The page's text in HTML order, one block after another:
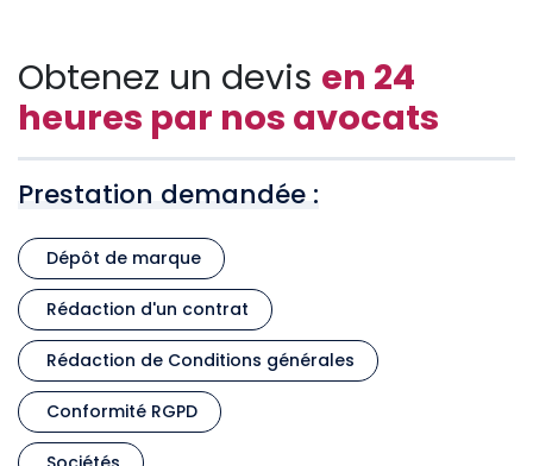
Obtenez un devis en 24
heures par nos avocats
Prestation demandée :
Dépôt de marque
Rédaction d'un contrat
Rédaction de Conditions générales
Conformité RGPD